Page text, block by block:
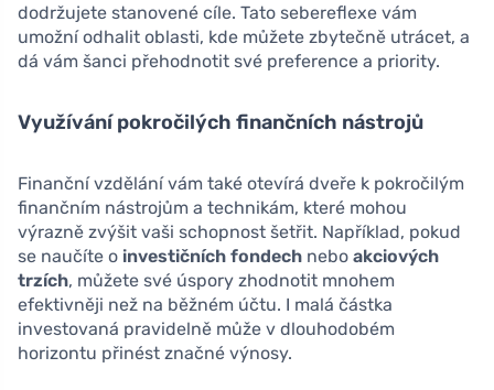
dodržujete stanovené cíle. Tato sebereflexe vám
umožní odhalit oblasti, kde můžete zbytečně utrácet, a
dá vám šanci přehodnotit své preference a priority.
Využívání pokročilých finančních nástrojů
Finanční vzdělání vám také otevírá dveře k pokročilým
finančním nástrojům a technikám, které mohou
výrazně zvýšit vaši schopnost šetřit. Například, pokud
se naučíte o investičních fondech nebo akciových
trzích, můžete své úspory zhodnotit mnohem
efektivněji než na běžném účtu. I malá částka
investovaná pravidelně může v dlouhodobém
horizontu přinést značné výnosy.